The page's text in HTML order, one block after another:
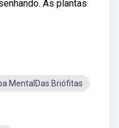
As plantas
MentalDas Briófitas